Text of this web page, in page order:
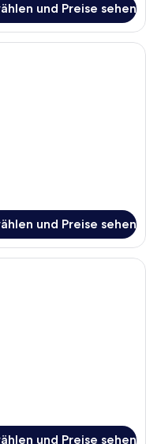
und Preise sehen
mit Bett,
und Preise sehen
mit Bett,
und Preise sehen